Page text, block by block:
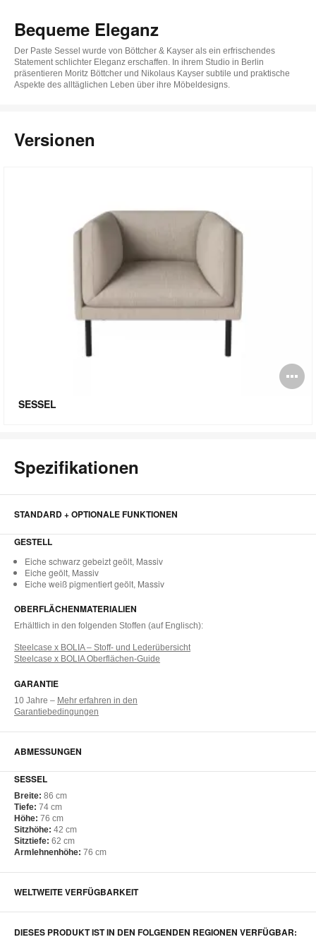
Bequeme Eleganz
Der Paste Sessel wurde von Böttcher & Kayser als ein erfrischendes
Statement schlichter Eleganz erschaffen. In ihrem Studio in Berlin
präsentieren Moritz Böttcher und Nikolaus Kayser subtile und praktische
Aspekte des alltäglichen Leben über ihre Möbeldesigns.
Versionen
SESSEL
Spezifikationen
STANDARD + OPTIONALE FUNKTIONEN
GESTELL
Eiche schwarz gebeizt geölt, Massiv
Eiche geölt, Massiv
Eiche weiß pigmentiert geölt, Massiv
OBERFLÄCHENMATERIALIEN
Erhältlich in den folgenden Stoffen (auf Englisch):
Steelcase x BOLIA – Stoff- und Lederübersicht
Steelcase x BOLIA Oberflächen-Guide
GARANTIE
10 Jahre – Mehr erfahren in den
Garantiebedingungen
ABMESSUNGEN
SESSEL
Breite: 86 cm​
Tiefe: 74 cm​
Höhe: 76 cm​
Sitzhöhe: 42 cm​
Sitztiefe: 62 cm​
Armlehnenhöhe: 76 cm​
WELTWEITE VERFÜGBARKEIT
DIESES PRODUKT IST IN DEN FOLGENDEN REGIONEN VERFÜGBAR: